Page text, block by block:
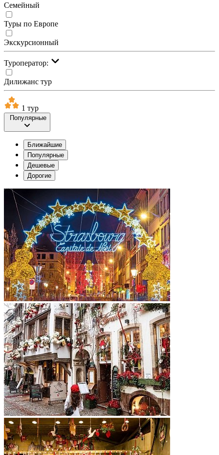
Семейный
Туры по Европе
Экскурсионный
Туроператор:
Дилижанс тур
1 тур
Популярные
Ближайшие
Популярные
Дешевые
Дорогие